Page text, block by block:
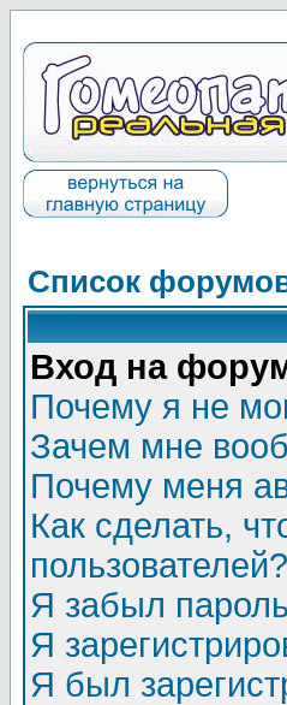
Список
Вход на
Почему я не
Зачем мне
Почему меня
Как сделать,
пользователей?
Я забыл
Я
Я был